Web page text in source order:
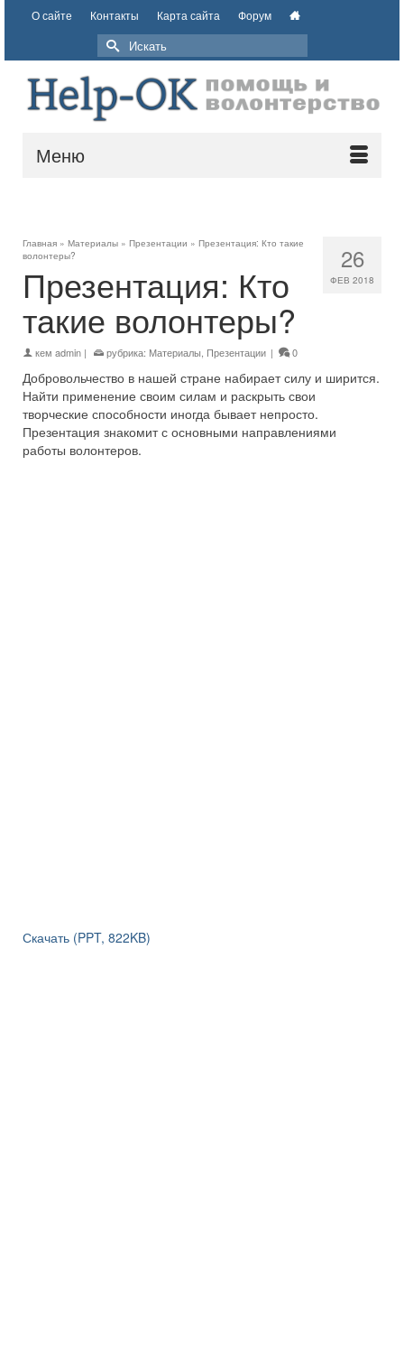
О сайте Контакты Карта сайта Форум
Меню
26
ФЕВ 2018
Главная » Материалы » Презентации » Презентация: Кто такие
волонтеры?
Презентация: Кто
такие волонтеры?
кем admin | рубрика: Материалы Презентации | 0
Добровольчество в нашей стране набирает силу и ширится.
Найти применение своим силам и раскрыть свои
творческие способности иногда бывает непросто.
Презентация знакомит с основными направлениями
работы волонтеров.
Скачать (PPT, 822KB)